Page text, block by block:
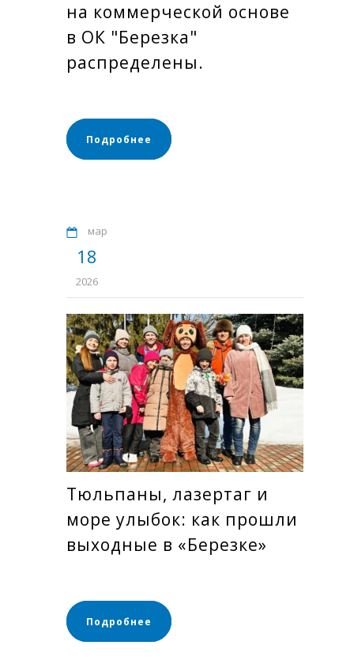
на коммерческой основе
в ОК "Березка"
распределены.
Подробнее
мар
18
2026
Тюльпаны, лазертаг и
море улыбок: как прошли
выходные в «Березке»
Подробнее